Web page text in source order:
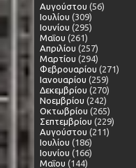
Αυγούστου (56)
Ιουλίου (309)
Ιουνίου (295)
Μαΐου (261)
Απριλίου (257)
Μαρτίου (294)
Φεβρουαρίου (271)
Ιανουαρίου (259)
Δεκεμβρίου (270)
Νοεμβρίου (242)
Οκτωβρίου (265)
Σεπτεμβρίου (229)
Αυγούστου (211)
Ιουλίου (186)
Ιουνίου (166)
Μαΐου (144)